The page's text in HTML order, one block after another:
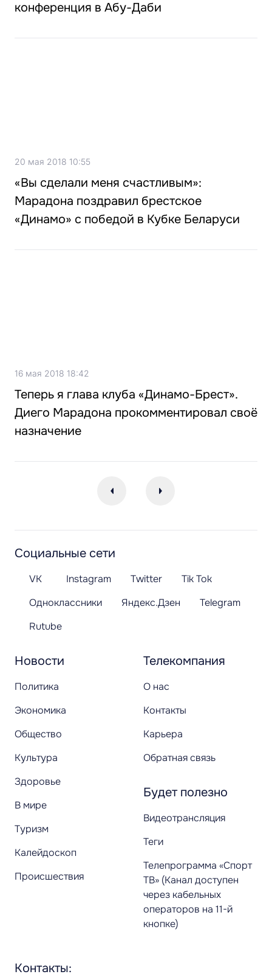
конференция в Абу-Даби
20 мая 2018 10:55
«Вы сделали меня счастливым»:
Марадона поздравил брестское
«Динамо» с победой в Кубке Беларуси‍
16 мая 2018 18:42
Теперь я глава клуба «Динамо-Брест».
Диего Марадона прокомментировал своё
назначение
Новости
Политика
Экономика
Общество
Культура
Здоровье
В мире
Туризм
Калейдоскоп
Происшествия
Телекомпания
О нас
Контакты
Карьера
Обратная связь
Будет полезно
Видеотрансляция
Теги
Телепрограмма «Спорт
ТВ» (Канал доступен
через кабельных
операторов на 11-й
кнопке)
Социальные сети
VK Instagram Twitter
Tik Tok
Одноклассники
Яндекс.Дзен
Telegram
Rutube
Контакты: